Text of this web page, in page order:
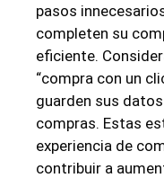
pasos
completen su
eficiente.
“compra con un
guarden sus
compras. Estas
experiencia de
contribuir a